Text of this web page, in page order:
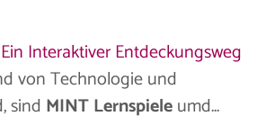
Interaktiver Entdeckungsweg
von Technologie und
sind MINT Lernspieleumd...